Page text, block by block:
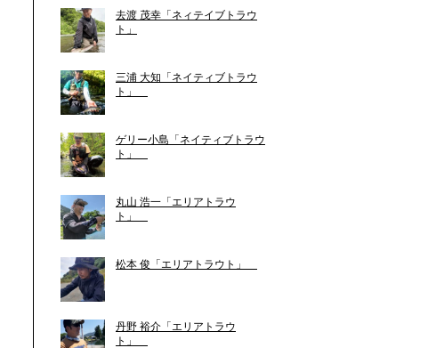
去渡 茂幸「ネィテイブトラウ
ト」
三浦 大知「ネイティブトラウ
ト」
ゲリー小島「ネイティブトラウ
ト」
丸山 浩一「エリアトラウ
ト」
松本 俊「エリアトラウト」
丹野 裕介「エリアトラウ
ト」